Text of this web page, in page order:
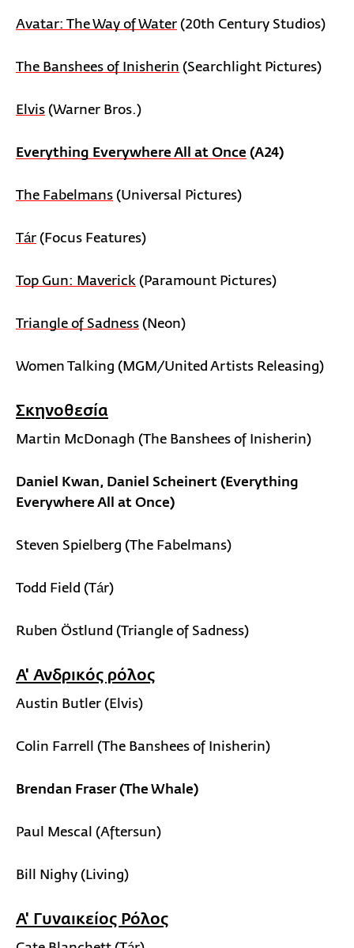
Avatar: The Way of Water (20th Century Studios)
The Banshees of Inisherin (Searchlight Pictures)
Elvis (Warner Bros.)
Everything Everywhere All at Once (A24)
The Fabelmans (Universal Pictures)
Tár (Focus Features)
Top Gun: Maverick (Paramount Pictures)
Triangle of Sadness (Neon)
Women Talking (MGM/United Artists Releasing)
Σκηνοθεσία
Martin McDonagh (The Banshees of Inisherin)
Daniel Kwan, Daniel Scheinert (Everything
Everywhere All at Once)
Steven Spielberg (The Fabelmans)
Todd Field (Tár)
Ruben Östlund (Triangle of Sadness)
Α' Ανδρικός ρόλος
Austin Butler (Elvis)
Colin Farrell (The Banshees of Inisherin)
Brendan Fraser (The Whale)
Paul Mescal (Aftersun)
Bill Nighy (Living)
Α' Γυναικείος Ρόλος